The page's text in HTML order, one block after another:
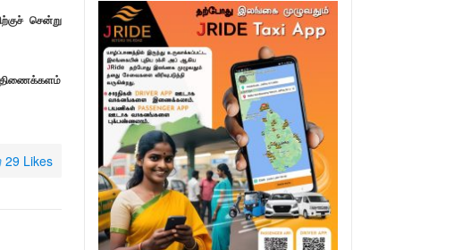
சென்று
திணைக்களம்
29 Likes